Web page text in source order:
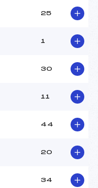
COUVERT
DURE
MOLLIER CAMUS
YANNICK (MB)
25
1
30
11
44
20
34